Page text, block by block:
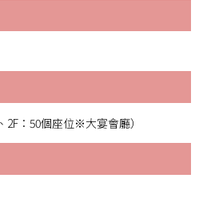
2F：50個座位※大宴會廳）